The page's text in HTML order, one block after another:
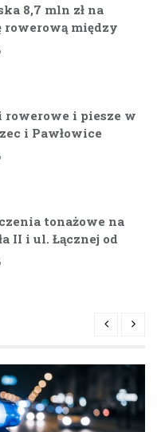
8,7 mln zł na
rowerową między
rowerowe i piesze w
i Pawłowice
wsparciu
tonażowe na
II i ul. Łącznej od